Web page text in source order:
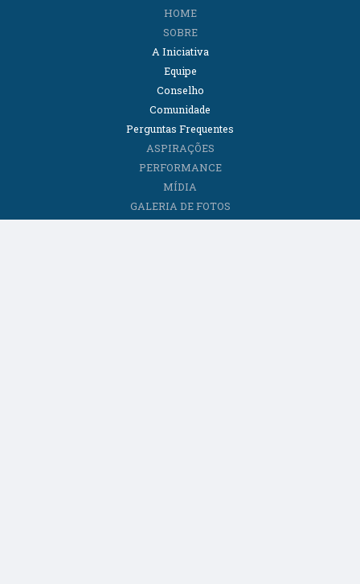
HOME
SOBRE
A Iniciativa
Equipe
Conselho
Comunidade
Perguntas Frequentes
ASPIRAÇÕES
PERFORMANCE
MÍDIA
GALERIA DE FOTOS